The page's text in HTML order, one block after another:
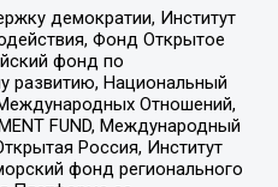
демократии, Институт
Фонд Открытое
фонд по
развитию, Национальный
Отношений,
FUND, Международный
Россия, Институт
фонд регионального